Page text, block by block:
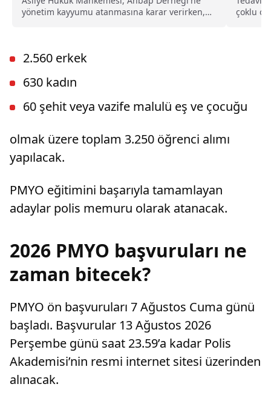
yönetim kayyumu atanmasına karar verirken,
çoklu
2.560 erkek
630 kadın
60 şehit veya vazife malulü eş ve çocuğu
olmak üzere toplam 3.250 öğrenci alımı
yapılacak.
PMYO eğitimini başarıyla tamamlayan
adaylar polis memuru olarak atanacak.
2026 PMYO başvuruları ne
zaman bitecek?
PMYO ön başvuruları 7 Ağustos Cuma günü
başladı. Başvurular 13 Ağustos 2026
Perşembe günü saat 23.59’a kadar Polis
Akademisi’nin resmi internet sitesi üzerinden
alınacak.